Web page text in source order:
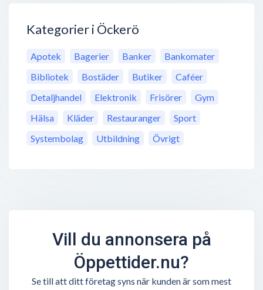
Kategorier i Öckerö
Apotek Bagerier Banker
Bankomater
Bibliotek
Bostäder Butiker
Caféer
Detaljhandel
Elektronik Frisörer
Gym
Hälsa
Kläder Restauranger
Sport
Systembolag
Utbildning Övrigt
Vill du annonsera på
Öppettider.nu?
Se till att ditt företag syns när kunden är som mest